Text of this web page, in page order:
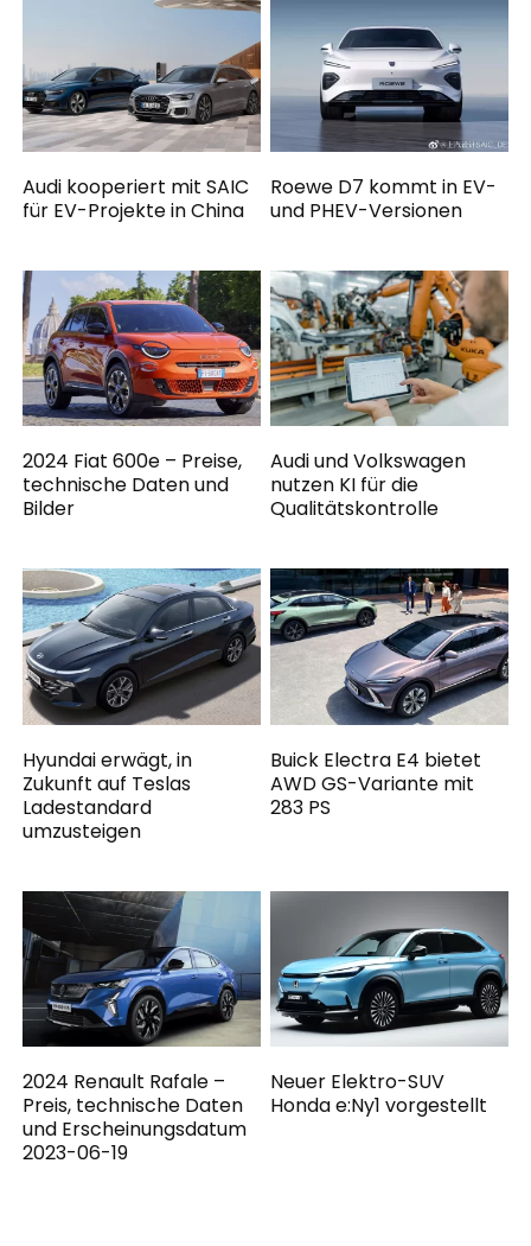
Audi kooperiert mit SAIC
für EV-Projekte in China
Roewe D7 kommt in EV-
und PHEV-Versionen
2024 Fiat 600e – Preise,
technische Daten und
Bilder
Audi und Volkswagen
nutzen KI für die
Qualitätskontrolle
Hyundai erwägt, in
Zukunft auf Teslas
Ladestandard
umzusteigen
Buick Electra E4 bietet
AWD GS-Variante mit
283 PS
2024 Renault Rafale –
Preis, technische Daten
und Erscheinungsdatum
2023-06-19
Neuer Elektro-SUV
Honda e:Ny1 vorgestellt